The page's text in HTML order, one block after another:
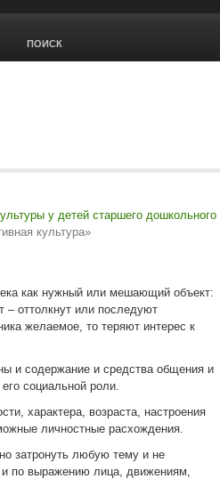
ПОИСК
у детей старшего дошкольного
культура»
как нужный или мешающий объект:
– оттолкнут или последуют
желаемое, то теряют интерес к
и содержание и средства общения и
социальной роли.
характера, возраста, настроения
личностные расхождения.
затронуть любую тему и не
и по выражению лица, движениям,